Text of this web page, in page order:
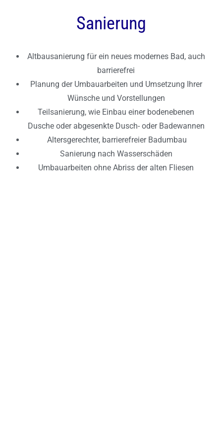
Sanierung
Altbausanierung für ein neues modernes Bad, auch
barrierefrei
Planung der Umbauarbeiten und Umsetzung Ihrer
Wünsche und Vorstellungen
Teilsanierung, wie Einbau einer bodenebenen
Dusche oder abgesenkte Dusch- oder Badewannen
Altersgerechter, barrierefreier Badumbau
Sanierung nach Wasserschäden
Umbauarbeiten ohne Abriss der alten Fliesen